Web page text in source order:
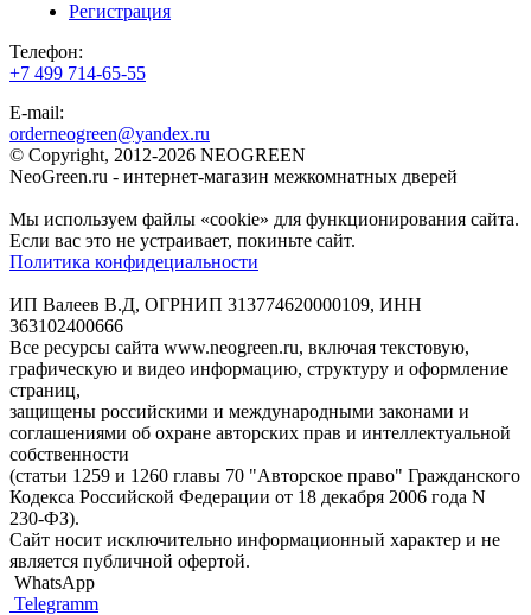
Регистрация
Телефон:
+7 499 714-65-55
E-mail:
orderneogreen@yandex.ru
© Copyright, 2012-2026 NEOGREEN
NeoGreen.ru - интернет-магазин межкомнатных дверей
Мы используем файлы «cookie» для функционирования сайта.
Если вас это не устраивает, покиньте сайт.
Политика конфидециальности
ИП Валеев В.Д, ОГРНИП 313774620000109, ИНН
363102400666
Все ресурсы сайта www.neogreen.ru, включая текстовую,
графическую и видео информацию, структуру и оформление
страниц,
защищены российскими и международными законами и
соглашениями об охране авторских прав и интеллектуальной
собственности
(статьи 1259 и 1260 главы 70 "Авторское право" Гражданского
Кодекса Российской Федерации от 18 декабря 2006 года N
230-ФЗ).
Сайт носит исключительно информационный характер и не
является публичной офертой.
WhatsApp
Telegramm